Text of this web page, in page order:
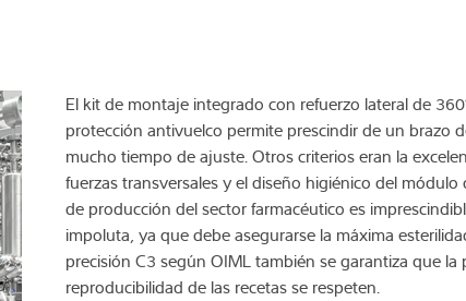
El kit de montaje integrado con refuerzo lateral de
protección antivuelco permite prescindir de un brazo
mucho tiempo de ajuste. Otros criterios eran la
fuerzas transversales y el diseño higiénico del módulo
de producción del sector farmacéutico es
impoluta, ya que debe asegurarse la máxima
precisión C3 según OIML también se garantiza que la
reproducibilidad de las recetas se respeten.